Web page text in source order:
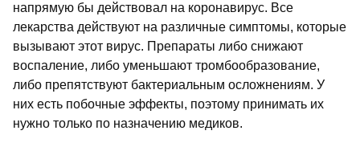
напрямую бы действовал на коронавирус. Все
лекарства действуют на различные симптомы, которые
вызывают этот вирус. Препараты либо снижают
воспаление, либо уменьшают тромбообразование,
либо препятствуют бактериальным осложнениям. У
них есть побочные эффекты, поэтому принимать их
нужно только по назначению медиков.